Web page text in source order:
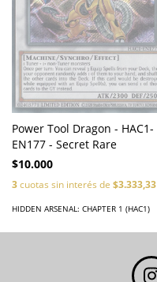
Power Tool Dragon - HAC1-
EN177 - Secret Rare
$10.000
3cuotas sin interés de $3.333,33
HIDDEN ARSENAL: CHAPTER 1 (HAC1)